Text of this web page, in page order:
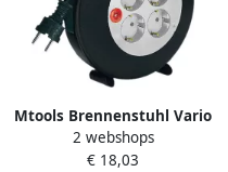
Mtools Brennenstuhl Vario
Line kabelhaspel 4-voudig
zwart lichtgrijs 5m H05VV-F
2 webshops
€ 18,03